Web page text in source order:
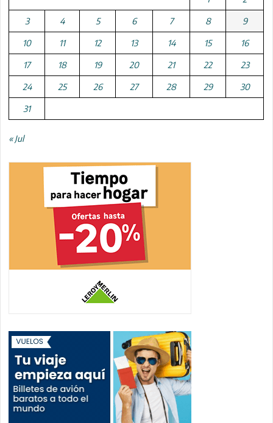
3 4 5 6 7 8 9
10 11 12 13 14 15 16
17 18 19 20 21 22 23
24 25 26 27 28 29 30
31
« Jul